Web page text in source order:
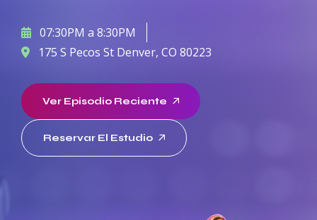
07:30PM a 8:30PM
175 S Pecos St Denver, CO 80223
Ver Episodio Reciente
Reservar El Estudio